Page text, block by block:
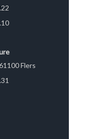
Flers